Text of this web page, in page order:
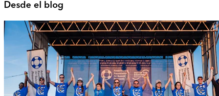
Desde el blog